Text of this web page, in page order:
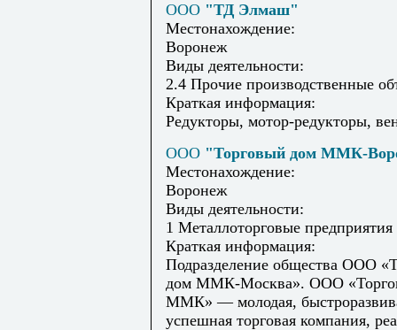
ООО "ТД Элмаш"
Местонахождение:
Воронеж
Виды деятельности:
2.4 Прочие производственные
Краткая информация:
Редукторы, мотор-редукторы,
ООО "Торговый дом ММК-
Местонахождение:
Воронеж
Виды деятельности:
1 Металлоторговые
Краткая информация:
Подразделение общества ООО
дом ММК-Москва». ООО
ММК» — молодая,
успешная торговая компания,